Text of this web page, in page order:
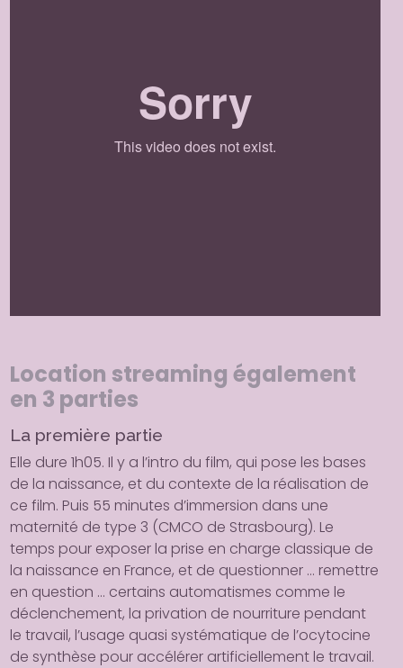
Location streaming également
en 3 parties
La première partie
Elle dure 1h05. Il y a l’intro du film, qui pose les bases
de la naissance, et du contexte de la réalisation de
ce film. Puis 55 minutes d’immersion dans une
maternité de type 3 (CMCO de Strasbourg). Le
temps pour exposer la prise en charge classique de
la naissance en France, et de questionner … remettre
en question … certains automatismes comme le
déclenchement, la privation de nourriture pendant
le travail, l’usage quasi systématique de l’ocytocine
de synthèse pour accélérer artificiellement le travail.